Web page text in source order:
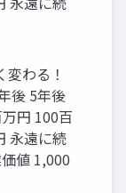
わる！
後 5年後
円 100百
永遠に続
値 1,000